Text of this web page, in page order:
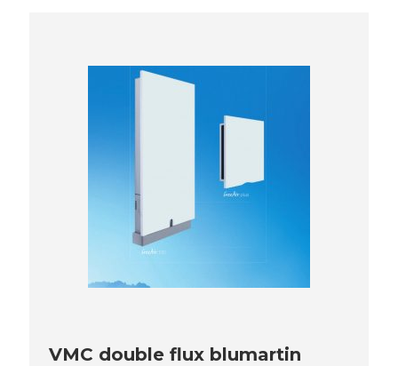
VMC double flux blumartin